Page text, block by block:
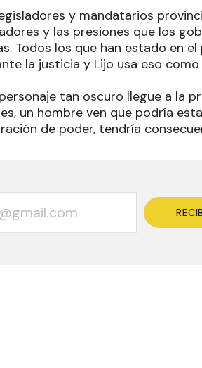
y mandatarios
y las presiones que los
Todos los que han estado en
la justicia y Lijo usa eso
tan oscuro llegue a la
un hombre ven que podría
de poder, tendría